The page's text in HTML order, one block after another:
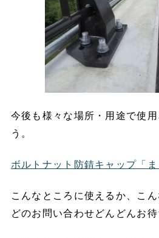
今後も様々な場所・用途で使
う。
ボルトナット防錆キャップ「ま
こんなところに使えるか、こ
どのお問い合わせどんどんお待